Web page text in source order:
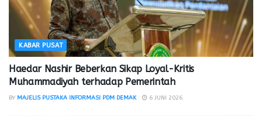
KABAR PUSAT
Haedar Nashir Beberkan Sikap Loyal-Kritis
Muhammadiyah terhadap Pemerintah
BY MAJELIS PUSTAKA INFORMASI PDM DEMAK 6 JUNI 2026